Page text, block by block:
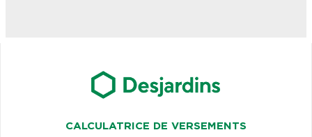
CALCULATRICE DE VERSEMENTS